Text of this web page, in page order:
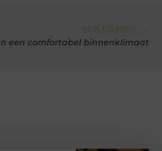
VOLGENDE →
een comfortabel binnenklimaat